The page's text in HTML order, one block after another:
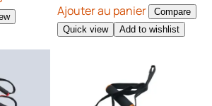
Ajouter au panier
Compare
Quick view
Add to wishlist